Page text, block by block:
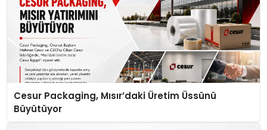
Cesur Packaging, Mısır’daki Üretim Üssünü
Büyütüyor